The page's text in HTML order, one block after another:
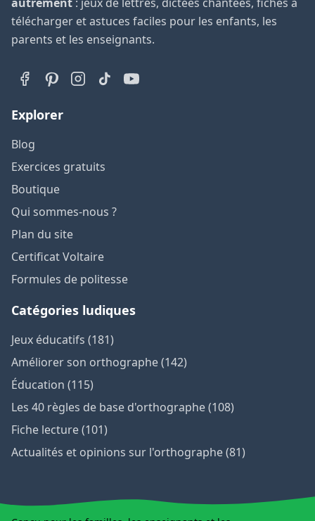
télécharger et astuces faciles pour les enfants, les
parents et les enseignants.
Explorer
Blog
Exercices gratuits
Boutique
Qui sommes-nous ?
Plan du site
Certificat Voltaire
Formules de politesse
Catégories ludiques
Jeux éducatifs (181)
Améliorer son orthographe (142)
Éducation (115)
Les 40 règles de base d'orthographe (108)
Fiche lecture (101)
Actualités et opinions sur l'orthographe (81)